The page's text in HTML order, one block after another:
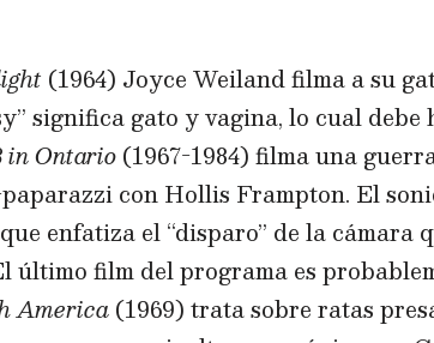
(1964) Joyce Weiland filma a su
significa gato y vagina, lo cual
Ontario(1967-1984) filma una
con Hollis Frampton. El
enfatiza el “disparo” de la cámara
último film del programa es
America(1969) trata sobre ratas